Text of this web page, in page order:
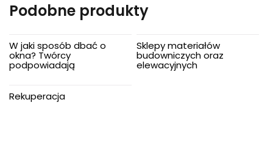
Podobne produkty
W jaki sposób dbać o
okna? Twórcy
podpowiadają
Sklepy materiałów
budowniczych oraz
elewacyjnych
Rekuperacja